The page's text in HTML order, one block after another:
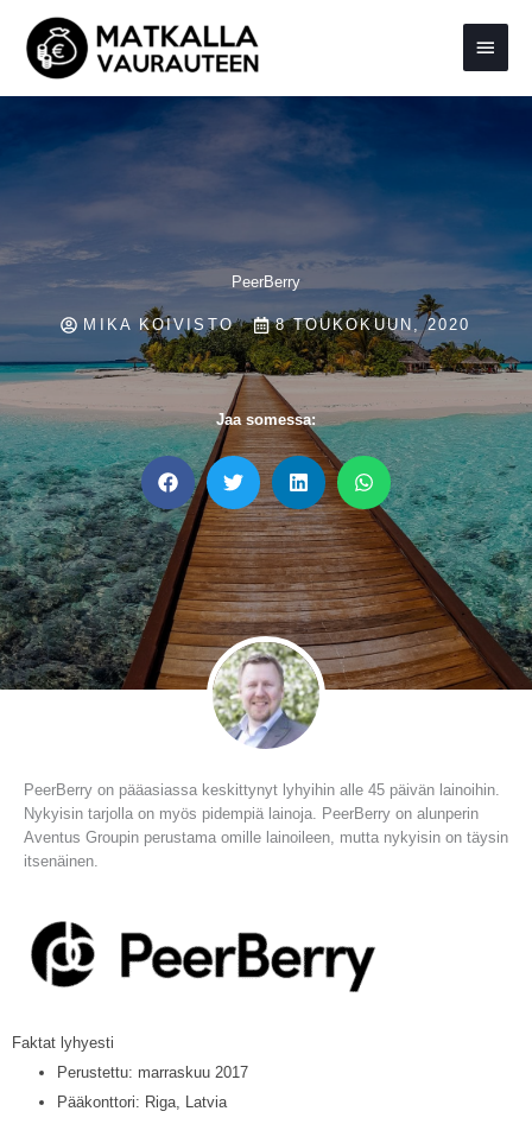
sisältöön
PeerBerry
MIKA KOIVISTO 8 TOUKOKUUN, 2020
Jaa somessa:
PeerBerry on pääasiassa keskittynyt lyhyihin alle 45 päivän lainoihin.
Nykyisin tarjolla on myös pidempiä lainoja. PeerBerry on alunperin
Aventus Groupin perustama omille lainoileen, mutta nykyisin on täysin
itsenäinen.
Faktat lyhyesti
Perustettu: marraskuu 2017
Pääkonttori: Riga, Latvia